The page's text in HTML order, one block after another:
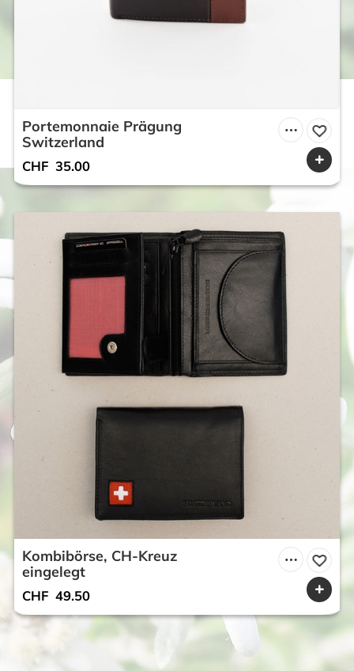
Portemonnaie Prägung
Switzerland
CHF 35.00
Kombibörse, CH-Kreuz
eingelegt
CHF 49.50